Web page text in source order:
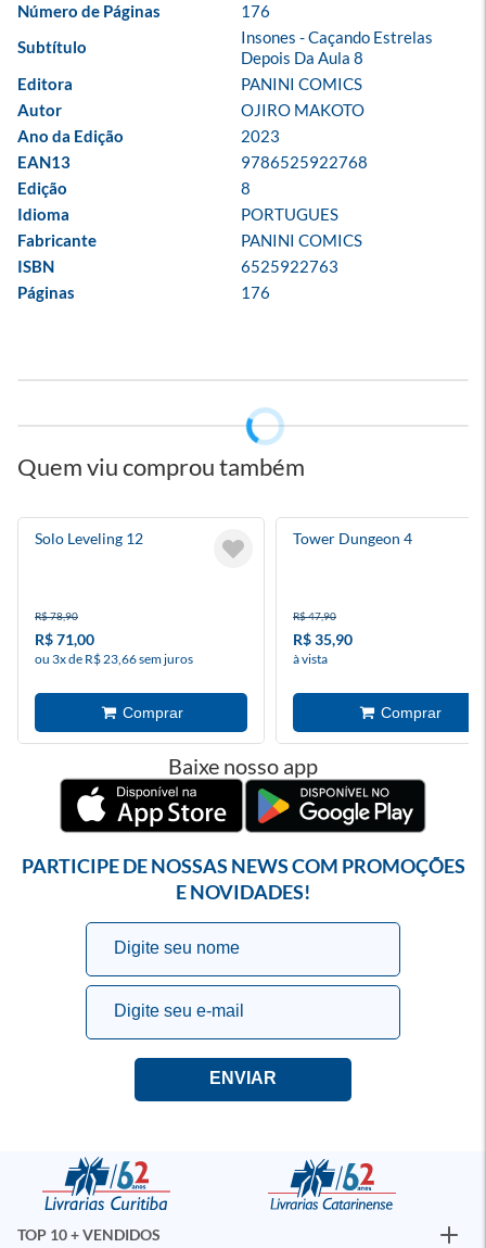
Número de Páginas
176
Subtítulo
Insones - Caçando Estrelas
Depois Da Aula 8
Editora
PANINI COMICS
Autor
OJIRO MAKOTO
Ano da Edição
2023
EAN13
9786525922768
Edição
8
Idioma
PORTUGUES
Fabricante
PANINI COMICS
ISBN
6525922763
Páginas
176
Quem viu comprou também
Solo Leveling 12
R$ 78,90
R$ 71,00
ou 3x de R$ 23,66 sem juros
Tower Dungeon 4
R$ 47,90
R$ 35,90
à vista
Baixe nosso app
PARTICIPE DE NOSSAS NEWS COM PROMOÇÕES
E NOVIDADES!
TOP 10 + VENDIDOS